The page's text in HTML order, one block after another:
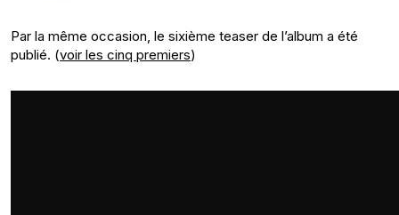
Par la même occasion, le sixième teaser de l’album a été
publié. (voir les cinq premiers)